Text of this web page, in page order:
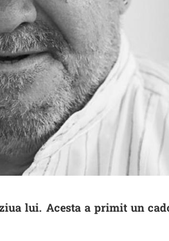
lui. Acesta a primit un